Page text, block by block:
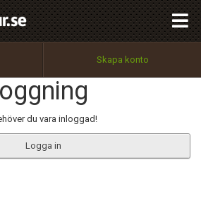
Skapa konto
du vara inloggad!
Logga in
Utför
100%
OK
Tillbaka till förstasidan